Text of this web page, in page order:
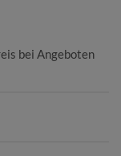
bei Angeboten